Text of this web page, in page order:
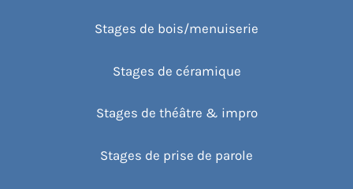
Stages de bois/menuiserie
Stages de céramique
Stages de théâtre & impro
Stages de prise de parole